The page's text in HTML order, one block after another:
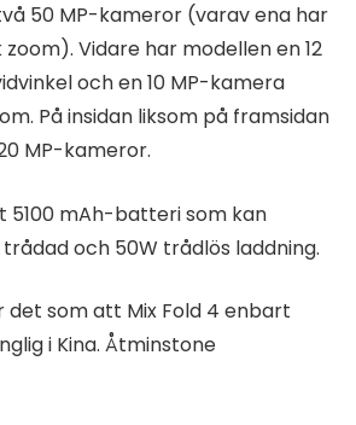
50 MP-kameror (varav ena har
Vidare har modellen en 12
och en 10 MP-kamera
På insidan liksom på framsidan
MP-kameror.
5100 mAh-batteri som kan
och 50W trådlös laddning.
det som att Mix Fold 4 enbart
i Kina. Åtminstone